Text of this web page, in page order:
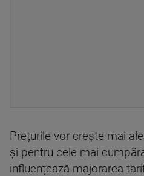
Prețurile vor crește mai
și pentru cele mai
influențează majorarea